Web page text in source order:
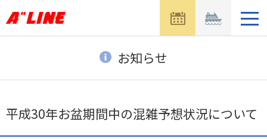
ュ
開
お知らせ
平成30年お盆期間中の混雑予想状況について